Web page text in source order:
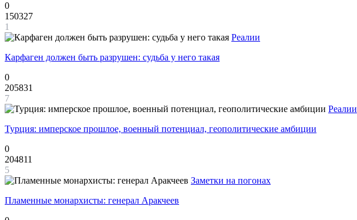
0
150327
1
Реалии
Карфаген должен быть разрушен: судьба у него такая
0
205831
7
Реалии
Турция: имперское прошлое, военный потенциал, геополитические амбиции
0
204811
5
Заметки на погонах
Пламенные монархисты: генерал Аракчеев